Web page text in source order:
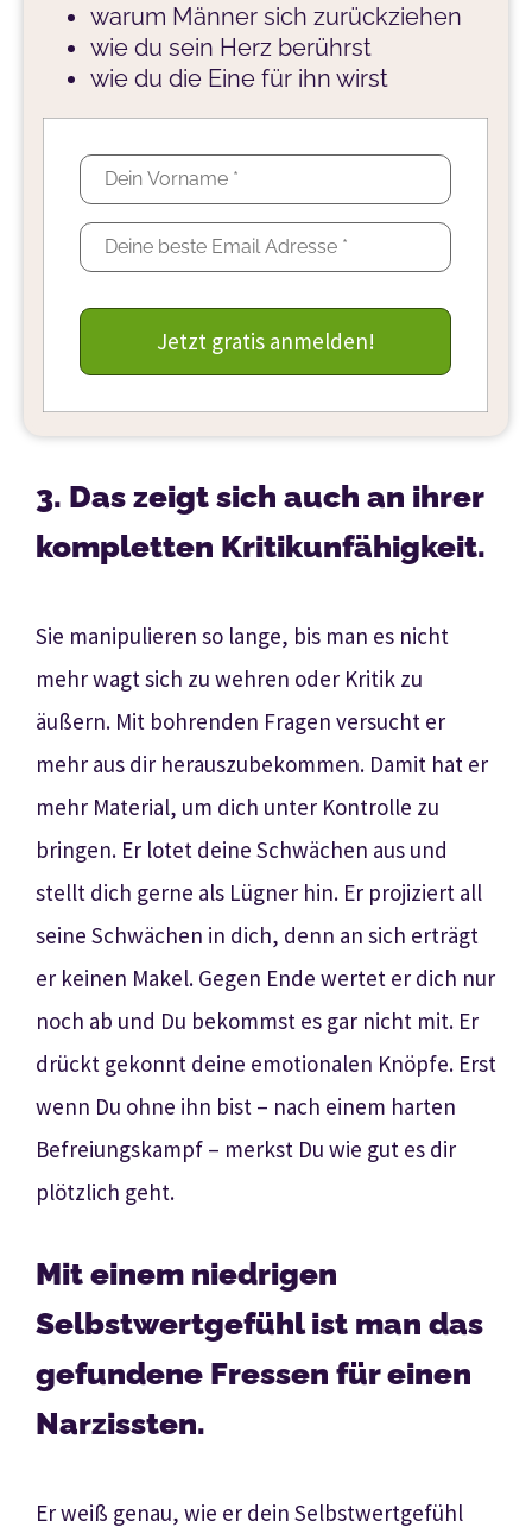
warum Männer sich zurückziehen
wie du sein Herz berührst
wie du die Eine für ihn wirst
Jetzt gratis anmelden!
3. Das zeigt sich auch an ihrer
kompletten Kritikunfähigkeit.
Sie manipulieren so lange, bis man es nicht
mehr wagt sich zu wehren oder Kritik zu
äußern. Mit bohrenden Fragen versucht er
mehr aus dir herauszubekommen. Damit hat er
mehr Material, um dich unter Kontrolle zu
bringen. Er lotet deine Schwächen aus und
stellt dich gerne als Lügner hin. Er projiziert all
seine Schwächen in dich, denn an sich erträgt
er keinen Makel. Gegen Ende wertet er dich nur
noch ab und Du bekommst es gar nicht mit. Er
drückt gekonnt deine emotionalen Knöpfe. Erst
wenn Du ohne ihn bist – nach einem harten
Befreiungskampf – merkst Du wie gut es dir
plötzlich geht.
Mit einem niedrigen
Selbstwertgefühl ist man das
gefundene Fressen für einen
Narzissten.
Er weiß genau, wie er dein Selbstwertgefühl